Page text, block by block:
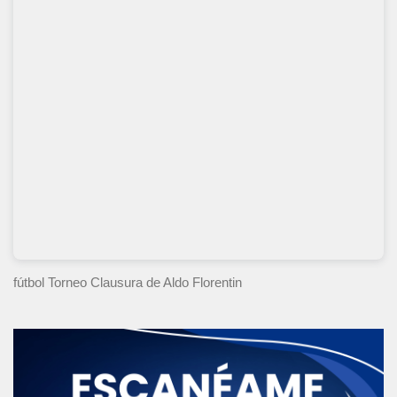
fútbol Torneo Clausura de Aldo Florentin